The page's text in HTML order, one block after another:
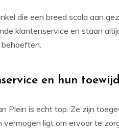
die een breed scala aan
klantenservice en staan
en hun
Plein is echt top. Ze zijn
vermogen ligt om ervoor te